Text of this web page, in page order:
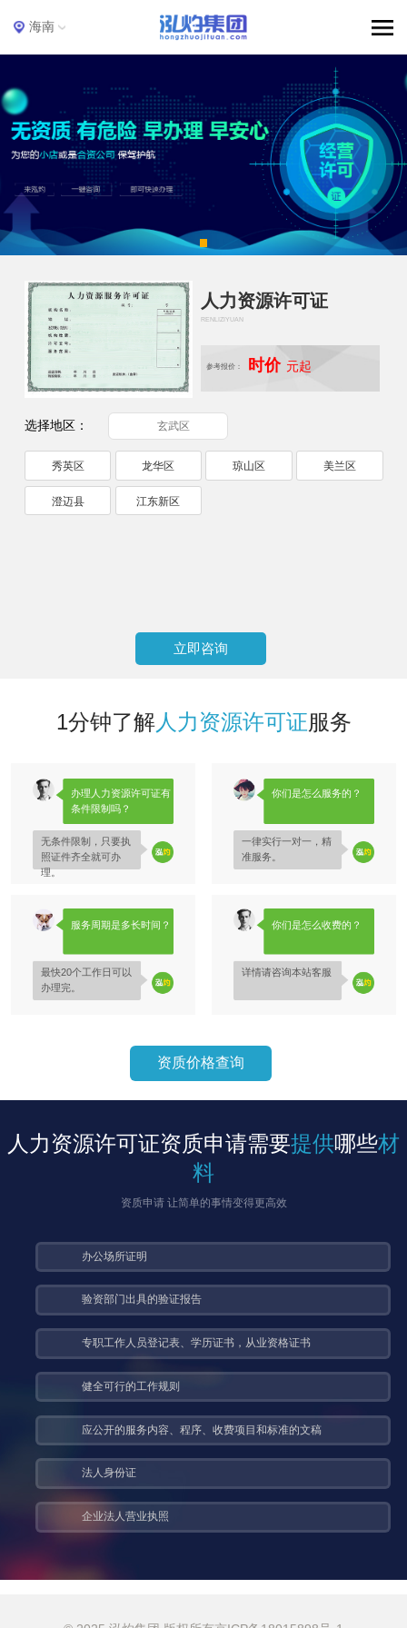
海南
人力资源许可证
RENLIZIYUAN
选择地区： 玄武区
秀英区 龙华区 琼山区 美兰区
澄迈县 江东新区
参考报价： 时价 元起
立即咨询
1分钟了解人力资源许可证服务
办理人力资源许可证有
条件限制吗？
无条件限制，只要执
照证件齐全就可办
理。
你们是怎么服务的？
一律实行一对一，精
准服务。
服务周期是多长时间？
最快20个工作日可以
办理完。
你们是怎么收费的？
详情请咨询本站客服
资质价格查询
人力资源许可证资质申请需要提供哪些材
料
资质申请 让简单的事情变得更高效
办公场所证明
验资部门出具的验证报告
专职工作人员登记表、学历证书，从业资格证书
健全可行的工作规则
应公开的服务内容、程序、收费项目和标准的文稿
法人身份证
企业法人营业执照